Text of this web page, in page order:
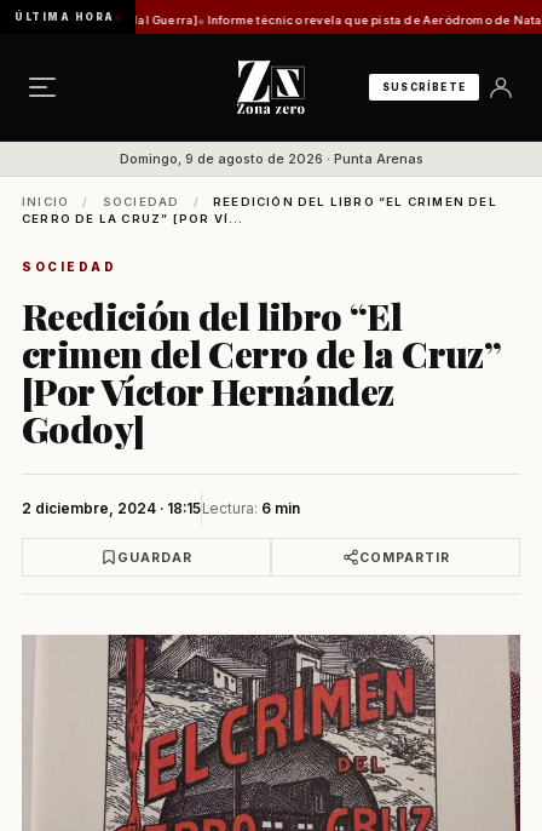
ÚLTIMA HORA
Guerra] Informe técnico revela que pista de Aeródromo de Natales está en
SUSCRÍBETE
Domingo, 9 de agosto de 2026 · Punta Arenas
INICIO / SOCIEDAD /
REEDICIÓN DEL LIBRO “EL CRIMEN DEL
CERRO DE LA CRUZ” [POR VÍ...
SOCIEDAD
Reedición del libro “El
crimen del Cerro de la Cruz”
[Por Víctor Hernández
Godoy]
2 diciembre, 2024 · 18:15Lectura: 6 min
GUARDAR COMPARTIR